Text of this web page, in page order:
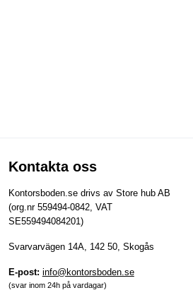
Kontakta oss
Kontorsboden.se drivs av Store hub AB
(org.nr 559494-0842, VAT
SE559494084201)
Svarvarvägen 14A, 142 50, Skogås
E-post: info@kontorsboden.se
(svar inom 24h på vardagar)